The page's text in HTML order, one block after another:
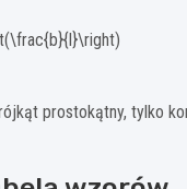
prostokątny, tylko